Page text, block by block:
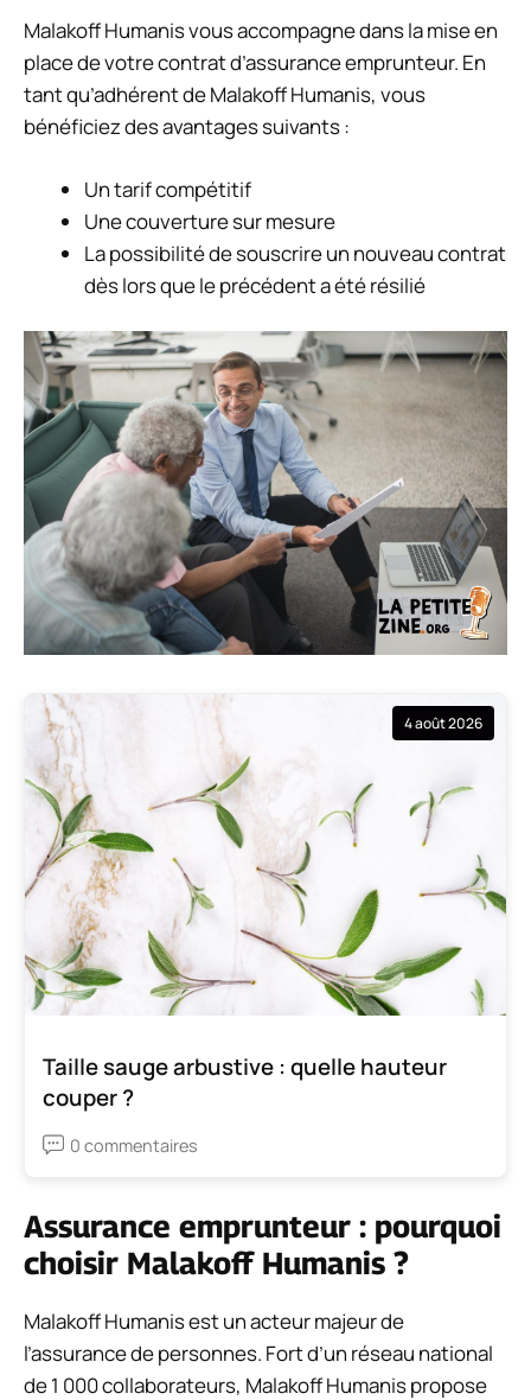
Malakoff Humanis vous accompagne dans la mise en
place de votre contrat d’assurance emprunteur. En
tant qu’adhérent de Malakoff Humanis, vous
bénéficiez des avantages suivants :
Un tarif compétitif
Une couverture sur mesure
La possibilité de souscrire un nouveau contrat
dès lors que le précédent a été résilié
4 août 2026
Taille sauge arbustive : quelle hauteur
couper ?
0 commentaires
Assurance emprunteur : pourquoi
choisir Malakoff Humanis ?
Malakoff Humanis est un acteur majeur de
l’assurance de personnes. Fort d’un réseau national
de 1 000 collaborateurs, Malakoff Humanis propose